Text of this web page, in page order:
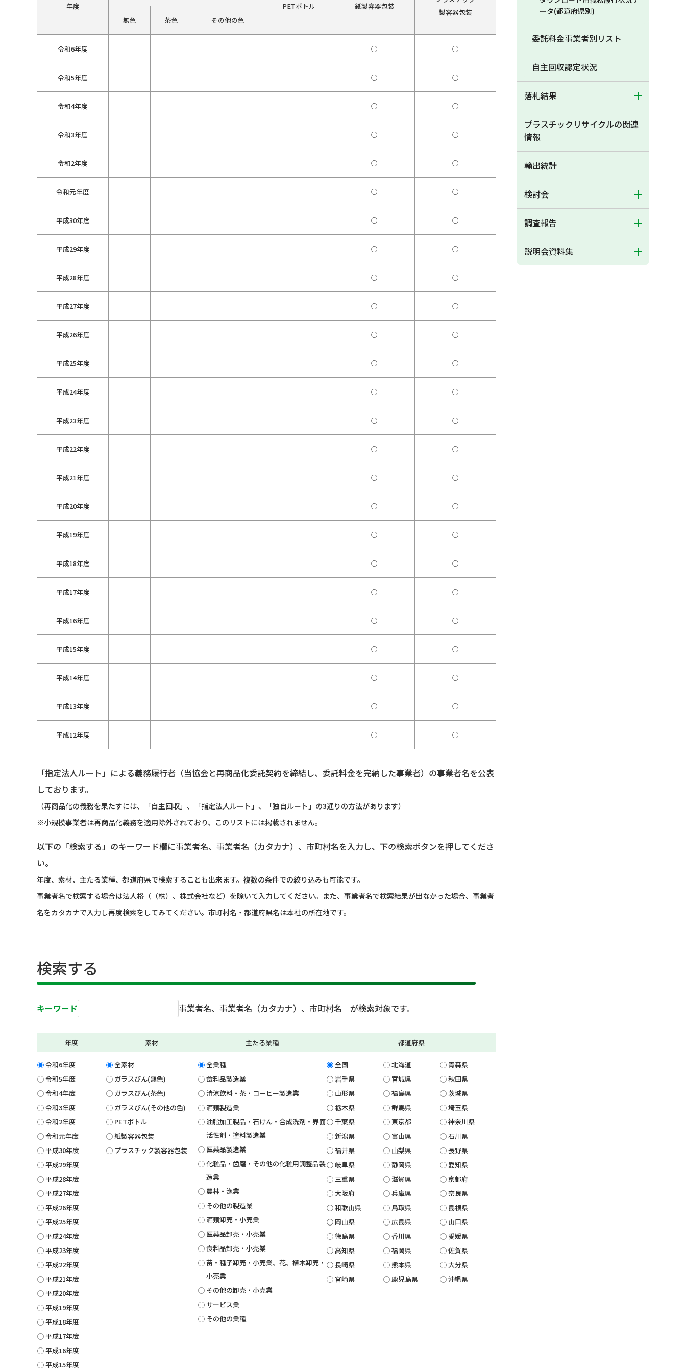
年度
PETボトル
紙製容器包装
製容器包装
無色
茶色 その他の色
令和6年度 ○ ○
令和5年度 ○ ○
令和4年度 ○ ○
令和3年度 ○ ○
令和2年度 ○ ○
令和元年度 ○ ○
平成30年度 ○ ○
平成29年度 ○ ○
平成28年度 ○ ○
平成27年度 ○ ○
平成26年度 ○ ○
平成25年度 ○ ○
平成24年度 ○ ○
平成23年度 ○ ○
平成22年度 ○ ○
平成21年度 ○ ○
平成20年度 ○ ○
平成19年度 ○ ○
平成18年度 ○ ○
平成17年度 ○ ○
平成16年度 ○ ○
平成15年度 ○ ○
平成14年度 ○ ○
平成13年度 ○ ○
平成12年度 ○ ○
「指定法人ルート」による義務履行者（当協会と再商品化委託契約を締結し、委託料金を完納した事業者）の事業者名を公表
しております。
（再商品化の義務を果たすには、「自主回収」、「指定法人ルート」、「独自ルート」の3通りの方法があります）
※小規模事業者は再商品化義務を適用除外されており、このリストには掲載されません。
以下の「検索する」のキーワード欄に事業者名、事業者名（カタカナ）、市町村名を入力し、下の検索ボタンを押してくださ
い。
年度、素材、主たる業種、都道府県で検索することも出来ます。複数の条件での絞り込みも可能です。
事業者名で検索する場合は法人格（（株）、株式会社など）を除いて入力してください。また、事業者名で検索結果が出なかった場合、事業者
名をカタカナで入力し再度検索をしてみてください。市町村名・都道府県名は本社の所在地です。
検索する
キーワード 事業者名、事業者名（カタカナ）、市町村名 が検索対象です。
年度
令和6年度
令和5年度
令和4年度
令和3年度
令和2年度
令和元年度
平成30年度
平成29年度
平成28年度
平成27年度
平成26年度
平成25年度
平成24年度
平成23年度
平成22年度
平成21年度
平成20年度
平成19年度
平成18年度
平成17年度
平成16年度
平成15年度
素材
全素材
ガラスびん(無色)
ガラスびん(茶色)
ガラスびん(その他の色)
PETボトル
紙製容器包装
プラスチック製容器包装
主たる業種
全業種
食料品製造業
清涼飲料・茶・コーヒー製造業
酒類製造業
油脂加工製品・石けん・合成洗剤・界面
活性剤・塗料製造業
医薬品製造業
化粧品・歯磨・その他の化粧用調整品製
造業
農林・漁業
その他の製造業
酒類卸売・小売業
医薬品卸売・小売業
食料品卸売・小売業
苗・種子卸売・小売業、花、植木卸売・
小売業
その他の卸売・小売業
サービス業
その他の業種
都道府県
全国 北海道
青森県
岩手県
宮城県
秋田県
山形県
福島県
茨城県
栃木県
群馬県
埼玉県
千葉県
東京都
神奈川県
新潟県
富山県
石川県
福井県
山梨県
長野県
岐阜県
静岡県
愛知県
三重県
滋賀県
京都府
大阪府
兵庫県
奈良県
和歌山県
鳥取県
島根県
岡山県
広島県
山口県
徳島県
香川県
愛媛県
高知県
福岡県
佐賀県
長崎県
熊本県
大分県
宮崎県
鹿児島県 沖縄県
ータ(都道府県別)
委託料金事業者別リスト
自主回収認定状況
落札結果
プラスチックリサイクルの関連
情報
輸出統計
検討会
調査報告
説明会資料集